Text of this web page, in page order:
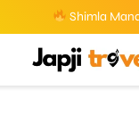
Shimla